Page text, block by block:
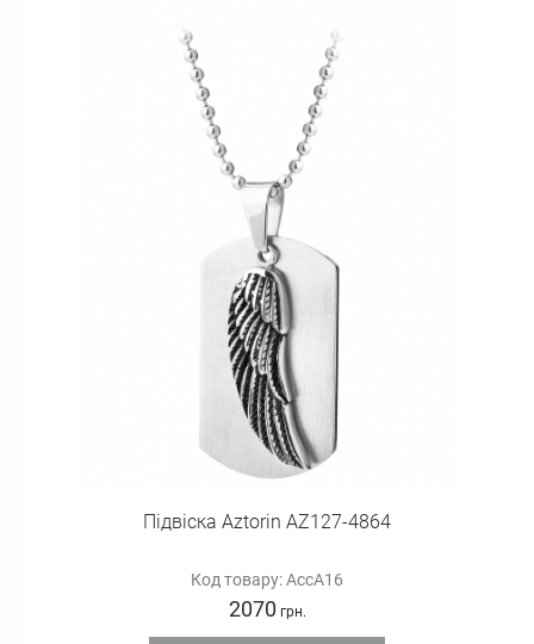
Підвіска Aztorin AZ127-4864
Код товару: AccA16
2070 грн.